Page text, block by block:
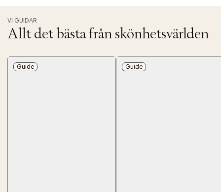
VI GUIDAR
Allt det bästa från skönhetsvärlden
Guide Guide